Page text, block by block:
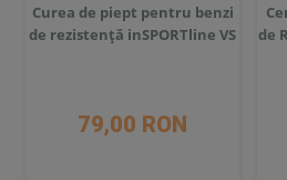
Curea de piept pentru benzi
de rezistență inSPORTline VS
79,00 RON
de